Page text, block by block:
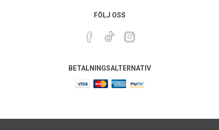
FÖLJ OSS
BETALNINGSALTERNATIV